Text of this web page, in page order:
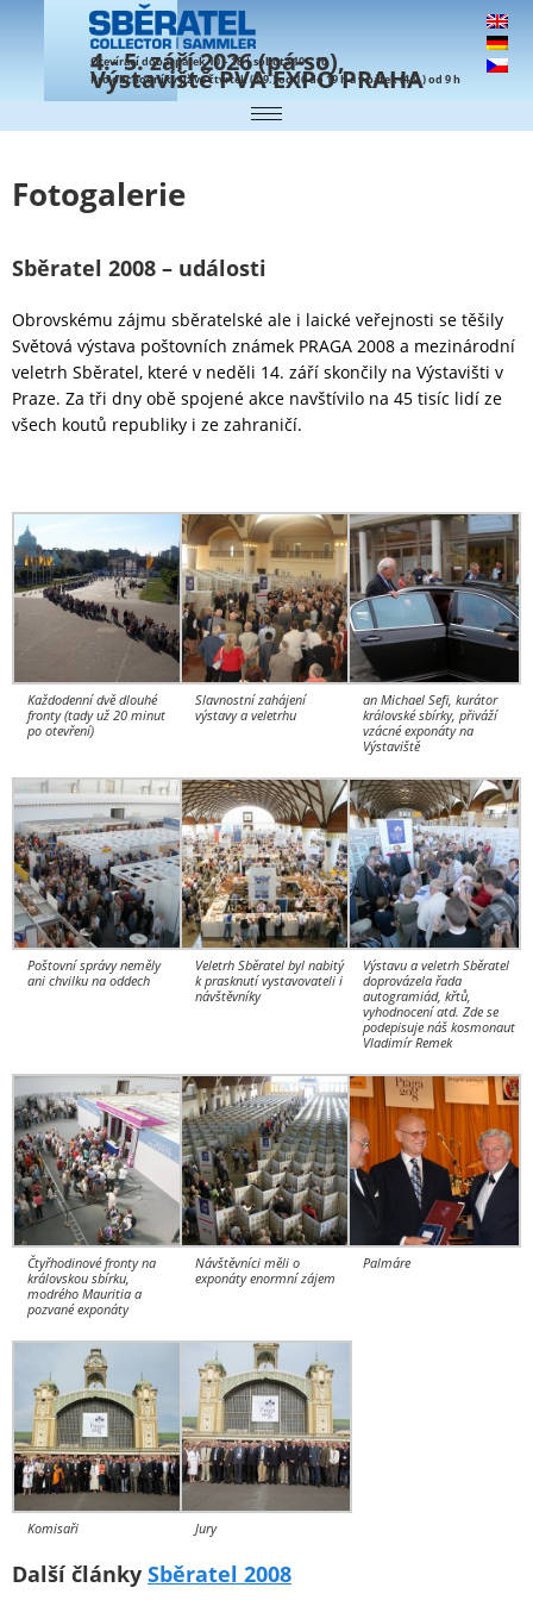
4.- 5. září 2026 (pá-so),
Výstaviště PVA EXPO PRAHA
Otevírací doba: pátek 10 – 18 | sobota 10 – 16
Pro obchodníky již ve čtvrtek (3.9.) od 16 do 19 h a v pátek (4.9.) od 9 h
Fotogalerie
Sběratel 2008 – události
Obrovskému zájmu sběratelské ale i laické veřejnosti se těšily
Světová výstava poštovních známek PRAGA 2008 a mezinárodní
veletrh Sběratel, které v neděli 14. září skončily na Výstavišti v
Praze. Za tři dny obě spojené akce navštívilo na 45 tisíc lidí ze
všech koutů republiky i ze zahraničí.
Každodenní dvě dlouhé
fronty (tady už 20 minut
po otevření)
Slavnostní zahájení
výstavy a veletrhu
an Michael Sefi, kurátor
královské sbírky, přiváží
vzácné exponáty na
Výstaviště
Poštovní správy neměly
ani chvilku na oddech
Veletrh Sběratel byl nabitý
k prasknutí vystavovateli i
návštěvníky
Výstavu a veletrh Sběratel
doprovázela řada
autogramiád, křtů,
vyhodnocení atd. Zde se
podepisuje náš kosmonaut
Vladimír Remek
Čtyřhodinové fronty na
královskou sbírku,
modrého Mauritia a
pozvané exponáty
Návštěvníci měli o
exponáty enormní zájem
Palmáre
Komisaři Jury
Další články Sběratel 2008